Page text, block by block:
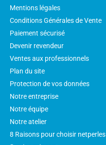
Mentions légales
Conditions Générales de Vente
Paiement sécurisé
Devenir revendeur
Ventes aux professionnels
Plan du site
Protection de vos données
Notre entreprise
Notre équipe
Notre atelier
8 Raisons pour choisir netperles